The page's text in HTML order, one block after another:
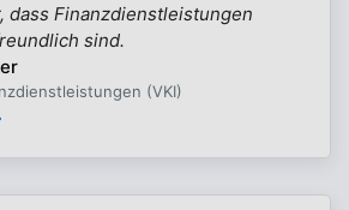
dass Finanzdienstleistungen
sind.
(VKI)